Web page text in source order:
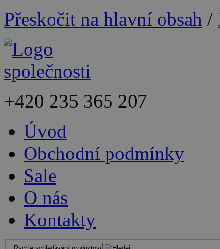
Přeskočit na hlavní obsah /
+420 235 365 207
Úvod
Obchodní podmínky
Sale
O nás
Kontakty